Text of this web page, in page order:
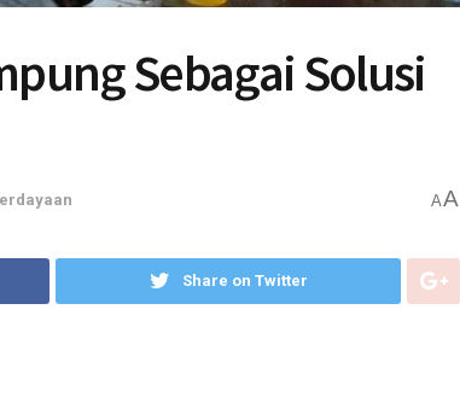
Sebagai Solusi
AA
Share on Twitter